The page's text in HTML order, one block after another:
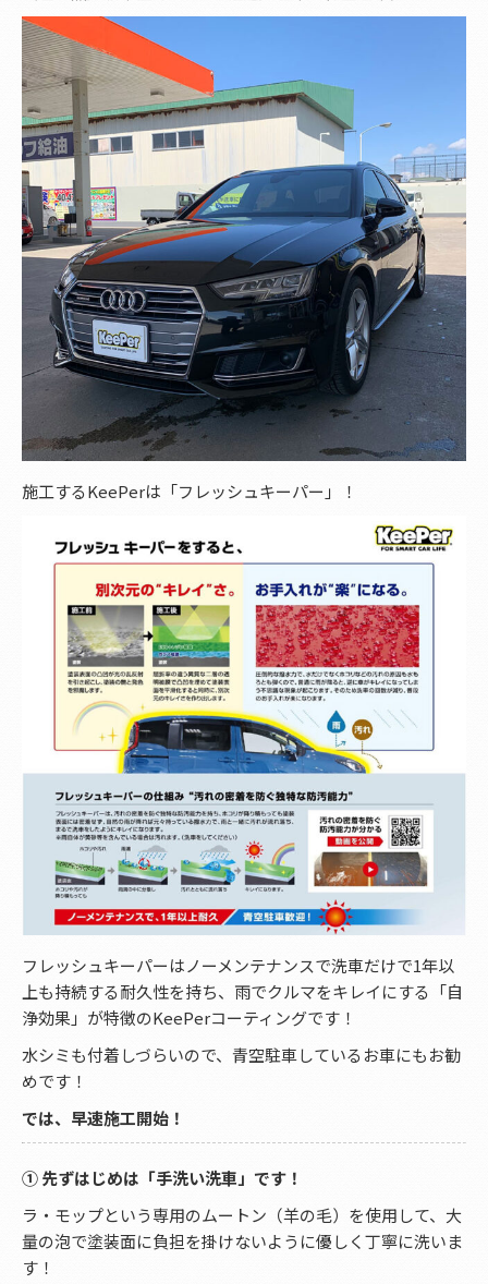
施工するKeePerは「フレッシュキーパー」！
フレッシュキーパーはノーメンテナンスで洗車だけで1年以
上も持続する耐久性を持ち、雨でクルマをキレイにする「自
浄効果」が特徴のKeePerコーティングです！
水シミも付着しづらいので、青空駐車しているお車にもお勧
めです！
では、早速施工開始！
① 先ずはじめは「手洗い洗車」です！
ラ・モップという専用のムートン（羊の毛）を使用して、大
量の泡で塗装面に負担を掛けないように優しく丁寧に洗いま
す！